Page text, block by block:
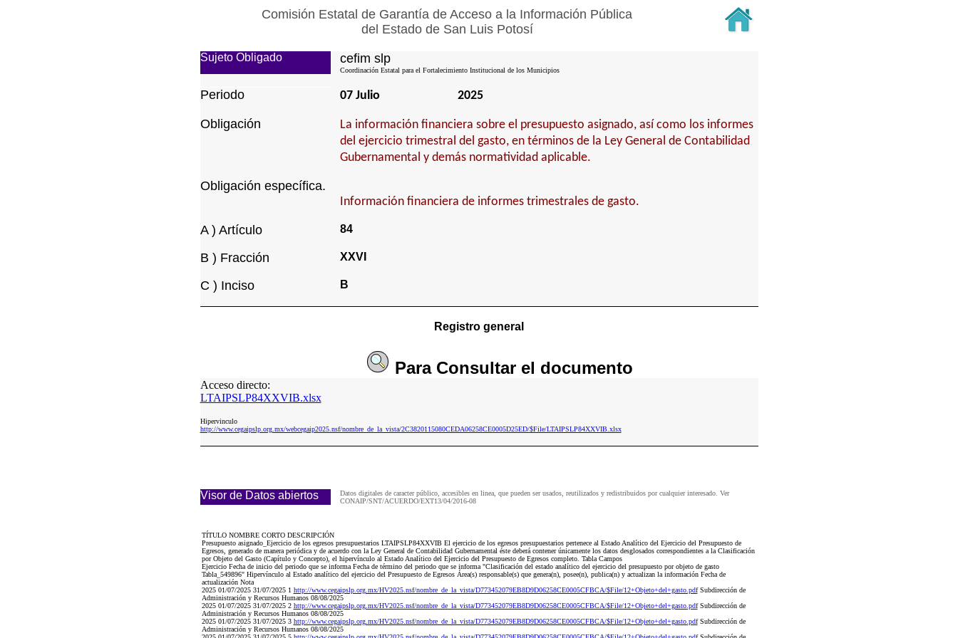
Comisión Estatal de Garantía de Acceso a la Información Pública
del Estado de San Luis Potosí
Sujeto Obligado cefim slp
Coordinación Estatal para el Fortalecimiento Institucional de los Municipios
Periodo 07 Julio 2025
Obligación
La información financiera sobre el presupuesto asignado, así como los informes
del ejercicio trimestral del gasto, en términos de la Ley General de Contabilidad
Gubernamental y demás normatividad aplicable.
Obligación específica.
Información financiera de informes trimestrales de gasto.
A ) Artículo 84
B ) Fracción XXVI
C ) Inciso B
Registro general
Para Consultarel documento
Acceso directo:
LTAIPSLP84XXVIB.xlsx
Hipervinculo
http://www.cegaipslp.org.mx/webcegaip2025.nsf/nombre_de_la_vista/2C3820115080CEDA06258CE0005D25ED/$File/LTAIPSLP84XXVIB.xlsx
Visor de Datos abiertos
Datos digitales de caracter público, accesibles en linea, que pueden ser usados, reutilizados y redistribuidos por cualquier interesado. Ver
CONAIP/SNT/ACUERDO/EXT13/04/2016-08
TÍTULO NOMBRE CORTO DESCRIPCIÓN
Presupuesto asignado_Ejercicio de los egresos presupuestarios LTAIPSLP84XXVIB El ejercicio de los egresos presupuestarios pertenece al Estado Analítico del Ejercicio del Presupuesto de
Egresos, generado de manera periódica y de acuerdo con la Ley General de Contabilidad Gubernamental éste deberá contener únicamente los datos desglosados correspondientes a la Clasificación
por Objeto del Gasto (Capítulo y Concepto), el hipervínculo al Estado Analítico del Ejercicio del Presupuesto de Egresos completo. Tabla Campos
Ejercicio Fecha de inicio del periodo que se informa Fecha de término del periodo que se informa "Clasificación del estado analítico del ejercicio del presupuesto por objeto de gasto
Tabla_549896" Hipervínculo al Estado analítico del ejercicio del Presupuesto de Egresos Área(s) responsable(s) que genera(n), posee(n), publica(n) y actualizan la información Fecha de
actualización Nota
2025 01/07/2025 31/07/2025 1 http://www.cegaipslp.org.mx/HV2025.nsf/nombre_de_la_vista/D773452079EB8D9D06258CE0005CFBCA/$File/12+Objeto+del+gasto.pdfSubdirección de
Administración y Recursos Humanos 08/08/2025
2025 01/07/2025 31/07/2025 2 http://www.cegaipslp.org.mx/HV2025.nsf/nombre_de_la_vista/D773452079EB8D9D06258CE0005CFBCA/$File/12+Objeto+del+gasto.pdfSubdirección de
Administración y Recursos Humanos 08/08/2025
2025 01/07/2025 31/07/2025 3 http://www.cegaipslp.org.mx/HV2025.nsf/nombre_de_la_vista/D773452079EB8D9D06258CE0005CFBCA/$File/12+Objeto+del+gasto.pdfSubdirección de
Administración y Recursos Humanos 08/08/2025